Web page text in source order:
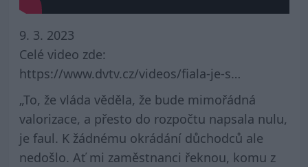
9. 3. 2023
Celé video zde:
https://www.dvtv.cz/videos/fiala-je-s…
„To, že vláda věděla, že bude mimořádná
valorizace, a přesto do rozpočtu napsala nulu,
je faul. K žádnému okrádání důchodců ale
nedošlo. Ať mi zaměstnanci řeknou, komu z